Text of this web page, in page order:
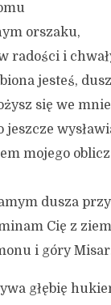
orszaku,
radości i
jesteś,
się we
jeszcze
mojego
dusza
Cię z
i góry
głębię